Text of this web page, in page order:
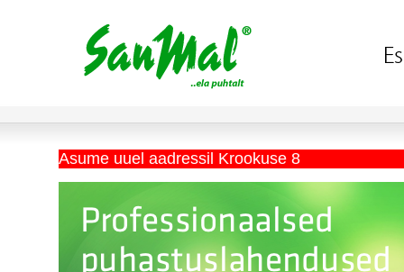
Asume uuel aadressil Krookuse 8